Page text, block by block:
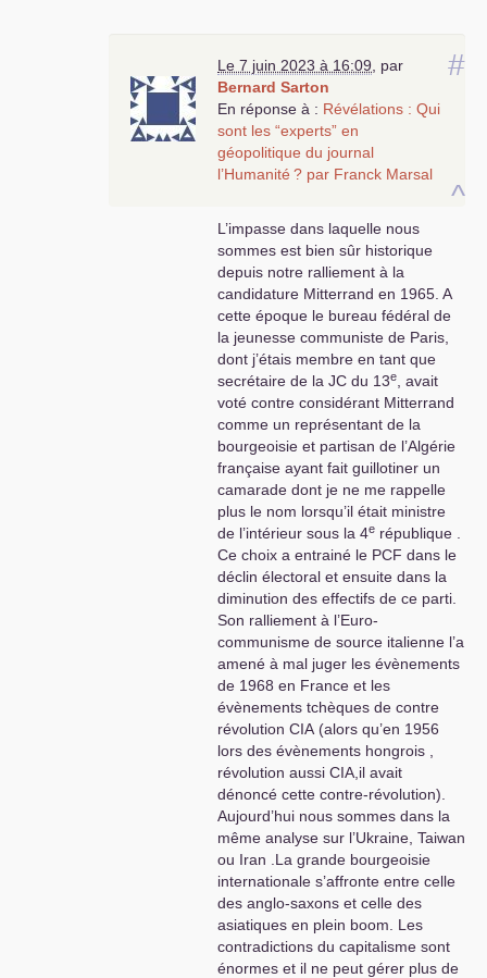
#
^
Le 7 juin 2023 à 16:09
par
Bernard Sarton
En réponse à : Révélations : Qui
sont les “experts” en
géopolitique du journal
l’Humanité ? par Franck Marsal
L’impasse dans laquelle nous
sommes est bien sûr historique
depuis notre ralliement à la
candidature Mitterrand en 1965. A
cette époque le bureau fédéral de
la jeunesse communiste de Paris,
dont j’étais membre en tant que
secrétaire de la JC du 13e
, avait
voté contre considérant Mitterrand
comme un représentant de la
bourgeoisie et partisan de l’Algérie
française ayant fait guillotiner un
camarade dont je ne me rappelle
plus le nom lorsqu’il était ministre
de l’intérieur sous la 4e république .
Ce choix a entrainé le PCF dans le
déclin électoral et ensuite dans la
diminution des effectifs de ce parti.
Son ralliement à l’Euro-
communisme de source italienne l’a
amené à mal juger les évènements
de 1968 en France et les
évènements tchèques de contre
révolution CIA (alors qu’en 1956
lors des évènements hongrois ,
révolution aussi CIA ,il avait
dénoncé cette contre-révolution).
Aujourd’hui nous sommes dans la
même analyse sur l’Ukraine, Taiwan
ou Iran .La grande bourgeoisie
internationale s’affronte entre celle
des anglo-saxons et celle des
asiatiques en plein boom. Les
contradictions du capitalisme sont
énormes et il ne peut gérer plus de